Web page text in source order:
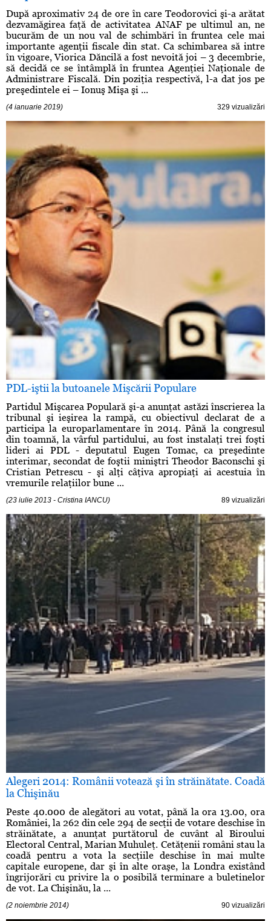
După aproximativ 24 de ore în care Teodorovici şi-a arătat
dezvamăgirea faţă de activitatea ANAF pe ultimul an, ne
bucurăm de un nou val de schimbări în fruntea cele mai
importante agenţii fiscale din stat. Ca schimbarea să intre
în vigoare, Viorica Dăncilă a fost nevoită joi – 3 decembrie,
să decidă ce se întâmplă în fruntea Agenţiei Naţionale de
Administrare Fiscală. Din poziţia respectivă, l-a dat jos pe
preşedintele ei – Ionuş Mişa şi ...
(4 ianuarie 2019) 329 vizualizări
PDL-iştii la butoanele Mişcării Populare
Partidul Mişcarea Populară şi-a anunţat astăzi înscrierea la
tribunal şi ieşirea la rampă, cu obiectivul declarat de a
participa la europarlamentare în 2014. Până la congresul
din toamnă, la vârful partidului, au fost instalaţi trei foşti
lideri ai PDL - deputatul Eugen Tomac, ca preşedinte
interimar, secondat de foştii miniştri Theodor Baconschi şi
Cristian Petrescu - şi alţi câţiva apropiaţi ai acestuia în
vremurile relaţiilor bune ...
(23 iulie 2013 - Cristina IANCU) 89 vizualizări
Alegeri 2014: Românii votează şi în străinătate. Coadă
la Chişinău
Peste 40.000 de alegători au votat, până la ora 13.00, ora
României, la 262 din cele 294 de secţii de votare deschise în
străinătate, a anunţat purtătorul de cuvânt al Biroului
Electoral Central, Marian Muhuleţ. Cetăţenii români stau la
coadă pentru a vota la secţiile deschise în mai multe
capitale europene, dar şi în alte oraşe, la Londra existând
îngrijorări cu privire la o posibilă terminare a buletinelor
de vot. La Chişinău, la ...
(2 noiembrie 2014) 90 vizualizări